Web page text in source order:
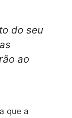
do seu
ao
que a